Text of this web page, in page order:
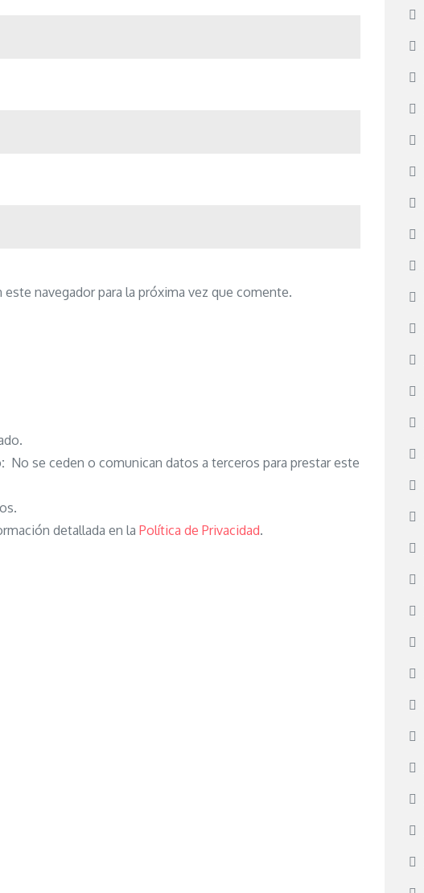
navegador para la próxima vez que comente.
No se ceden o comunican datos a terceros para prestar este
detallada en la Política de Privacidad.